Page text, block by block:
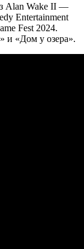
Alan Wake II —
Entertainment
Fest 2024.
«Дом у озера».